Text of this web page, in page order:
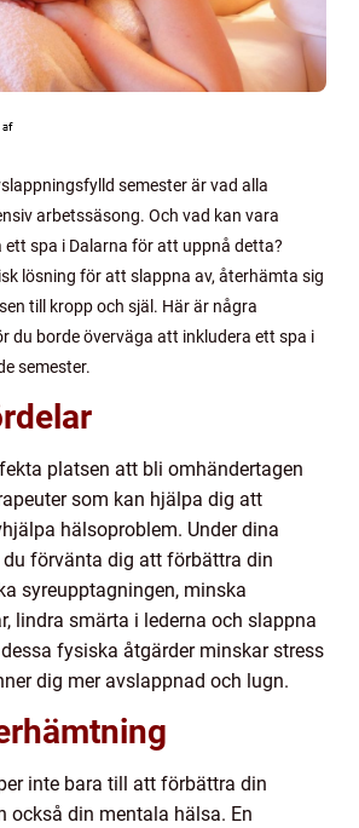
semester är vad alla
arbetssäsong. Och vad kan vara
ett spa i Dalarna för att uppnå detta?
lösning för att slappna av, återhämta sig
till kropp och själ. Här är några
du borde överväga att inkludera ett spa i
semester.
platsen att bli omhändertagen
som kan hjälpa dig att
hälsoproblem. Under dina
förvänta dig att förbättra din
syreupptagningen, minska
lindra smärta i lederna och slappna
fysiska åtgärder minskar stress
dig mer avslappnad och lugn.
inte bara till att förbättra din
också din mentala hälsa. En